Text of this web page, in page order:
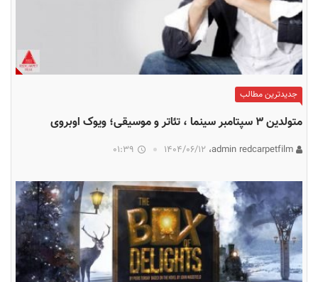
جدیدترین مطالب
متولدین ۳ سپتامبر سینما ، تئاتر و موسیقی؛ ویوک اوبروی
۱۴۰۴/۰۶/۱۲ 01:39